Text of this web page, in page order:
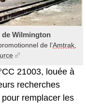
de Wilmington
de l’Amtrak
21003, louée à
recherches
remplacer les